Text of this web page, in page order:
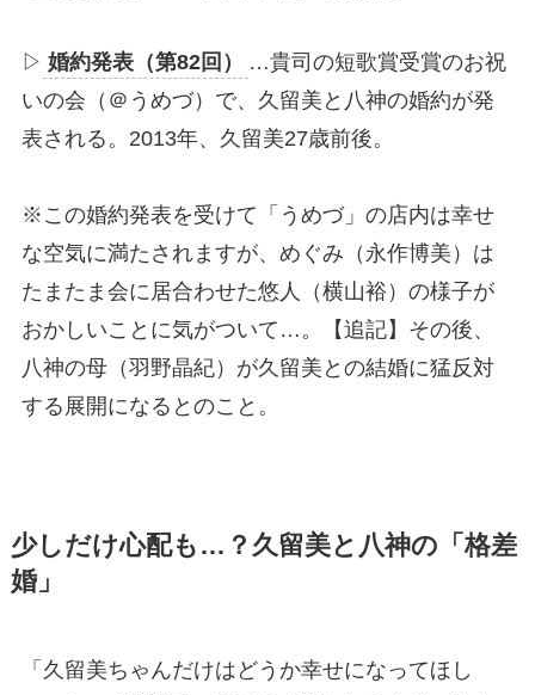
▷ 婚約発表（第82回）
…貴司の短歌賞受賞のお祝
いの会（＠うめづ）で、久留美と八神の婚約が発
表される。2013年、久留美27歳前後。
※この婚約発表を受けて「うめづ」の店内は幸せ
な空気に満たされますが、めぐみ（永作博美）は
たまたま会に居合わせた悠人（横山裕）の様子が
おかしいことに気がついて…。【追記】その後、
八神の母（羽野晶紀）が久留美との結婚に猛反対
する展開になるとのこと。
少しだけ心配も…？久留美と八神の「格差
婚」
「久留美ちゃんだけはどうか幸せになってほし